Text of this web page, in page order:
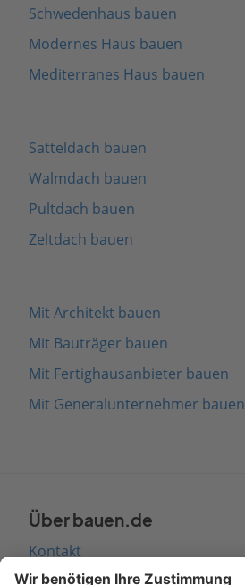
Schwedenhaus bauen
Modernes Haus bauen
Mediterranes Haus bauen
Satteldach bauen
Walmdach bauen
Pultdach bauen
Zeltdach bauen
Mit Architekt bauen
Mit Bauträger bauen
Mit Fertighausanbieter bauen
Mit Generalunternehmer bauen
Über bauen.de
Kontakt